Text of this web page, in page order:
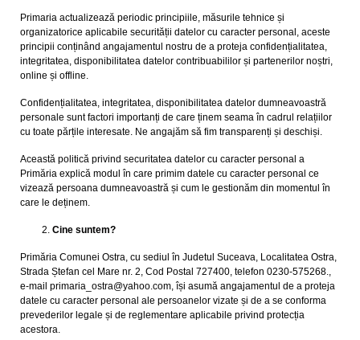
Primaria actualizează periodic principiile, măsurile tehnice și
organizatorice aplicabile securității datelor cu caracter personal, aceste
principii conținând angajamentul nostru de a proteja confidențialitatea,
integritatea, disponibilitatea datelor contribuabililor și partenerilor noștri,
online și offline.
Confidențialitatea, integritatea, disponibilitatea datelor dumneavoastră
personale sunt factori importanți de care ținem seama în cadrul relațiilor
cu toate părțile interesate. Ne angajăm să fim transparenți și deschiși.
Această politică privind securitatea datelor cu caracter personal a
Primăria explică modul în care primim datele cu caracter personal ce
vizează persoana dumneavoastră și cum le gestionăm din momentul în
care le deținem.
Cine suntem?
Primăria Comunei Ostra, cu sediul în Judetul Suceava, Localitatea Ostra,
Strada Ștefan cel Mare nr. 2, Cod Postal 727400, telefon 0230-575268.,
e-mail primaria_ostra@yahoo.com, își asumă angajamentul de a proteja
datele cu caracter personal ale persoanelor vizate și de a se conforma
prevederilor legale și de reglementare aplicabile privind protecția
acestora.